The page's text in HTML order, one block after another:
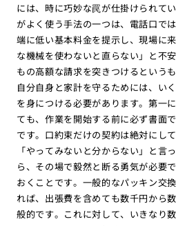
には、時に巧妙な罠が仕掛けられて
がよく使う手法の一つは、電話口で
端に低い基本料金を提示し、現場に
な機械を使わないと直らない」と不
もの高額な請求を突きつけるという
自分自身と家計を守るためには、い
を身につける必要があります。第一
ても、作業を開始する前に必ず書面
です。口約束だけの契約は絶対にし
「やってみないと分からない」と言
ら、その場で毅然と断る勇気が必要
おくことです。一般的なパッキン交
れば、出張費を含めても数千円から
般的です。これに対して、いきなり